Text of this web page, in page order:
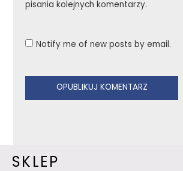
pisania kolejnych komentarzy.
Notify me of new posts by email.
SKLEP